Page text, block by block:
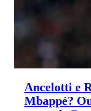
Ancelotti e
Mbappé?